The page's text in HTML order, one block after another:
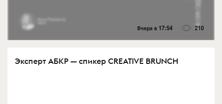
Вчера в 17:54 210
Эксперт АБКР — спикер CREATIVE BRUNCH